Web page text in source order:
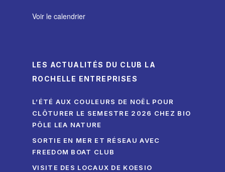
Voir le calendrier
LES ACTUALITÉS DU CLUB LA
ROCHELLE ENTREPRISES
L’ÉTÉ AUX COULEURS DE NOËL POUR
CLÔTURER LE SEMESTRE 2026 CHEZ BIO
PÔLE LEA NATURE
SORTIE EN MER ET RÉSEAU AVEC
FREEDOM BOAT CLUB
VISITE DES LOCAUX DE KOESIO